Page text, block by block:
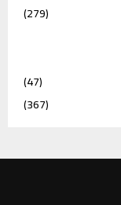
(279)
(47)
(367)